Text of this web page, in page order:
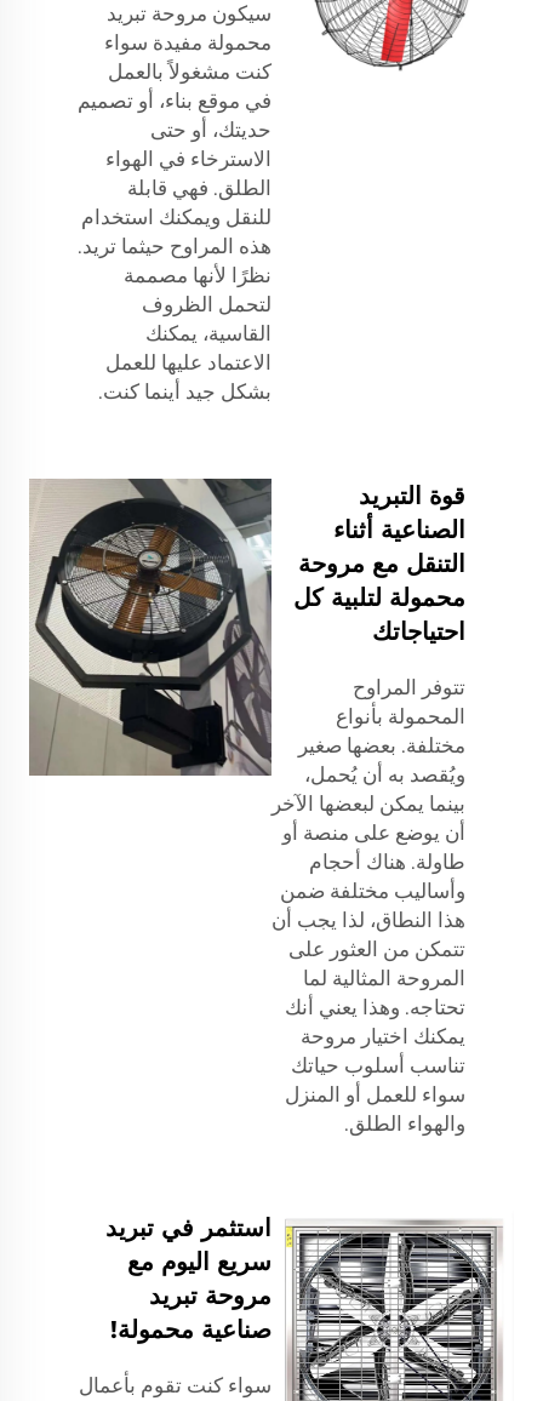
سيكون مروحة تبريد
محمولة مفيدة سواء
كنت مشغولاً بالعمل
في موقع بناء، أو تصميم
حديتك، أو حتى
الاسترخاء في الهواء
الطلق. فهي قابلة
للنقل ويمكنك استخدام
هذه المراوح حيثما تريد.
نظرًا لأنها مصممة
لتحمل الظروف
القاسية، يمكنك
الاعتماد عليها للعمل
بشكل جيد أينما كنت.
قوة التبريد
الصناعية أثناء
التنقل مع مروحة
محمولة لتلبية كل
احتياجاتك
تتوفر المراوح
المحمولة بأنواع
مختلفة. بعضها صغير
ويُقصد به أن يُحمل،
بينما يمكن لبعضها الآخر
أن يوضع على منصة أو
طاولة. هناك أحجام
وأساليب مختلفة ضمن
هذا النطاق، لذا يجب أن
تتمكن من العثور على
المروحة المثالية لما
تحتاجه. وهذا يعني أنك
يمكنك اختيار مروحة
تناسب أسلوب حياتك
سواء للعمل أو المنزل
والهواء الطلق.
استثمر في تبريد
سريع اليوم مع
مروحة تبريد
صناعية محمولة!
سواء كنت تقوم بأعمال